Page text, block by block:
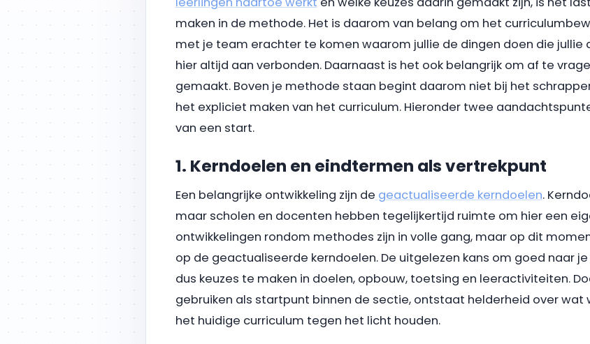
maken in de methode. Het is daarom van belang om het
met je team erachter te komen waarom jullie de dingen doen die jullie
hier altijd aan verbonden. Daarnaast is het ook belangrijk om af te
gemaakt. Boven je methode staan begint daarom niet bij het
het expliciet maken van het curriculum. Hieronder twee
van een start.
1. Kerndoelen en eindtermen als vertrekpunt
Een belangrijke ontwikkeling zijn de geactualiseerde kerndoelen.
maar scholen en docenten hebben tegelijkertijd ruimte om hier een
ontwikkelingen rondom methodes zijn in volle gang, maar op dit
op de geactualiseerde kerndoelen. De uitgelezen kans om goed naar
dus keuzes te maken in doelen, opbouw, toetsing en leeractiviteiten.
gebruiken als startpunt binnen de sectie, ontstaat helderheid over wat
het huidige curriculum tegen het licht houden.